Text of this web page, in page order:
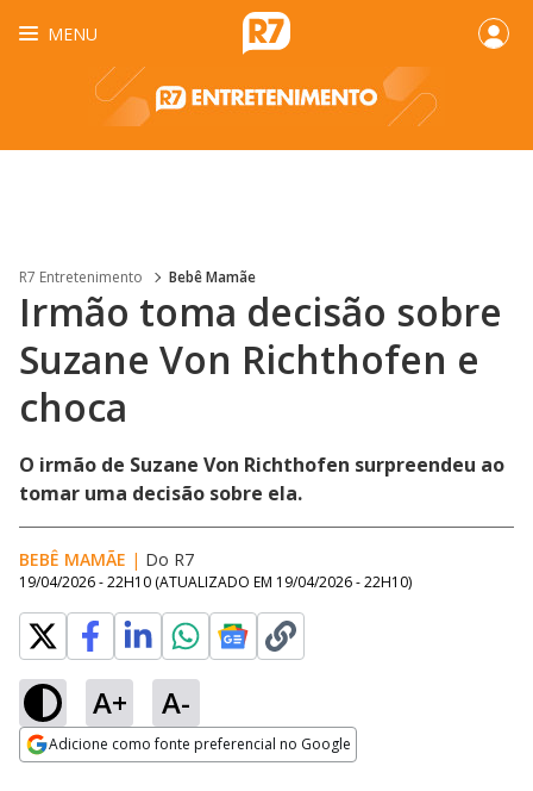
MENU
R7 Entretenimento Bebê Mamãe
Irmão toma decisão sobre
Suzane Von Richthofen e
choca
O irmão de Suzane Von Richthofen surpreendeu ao
tomar uma decisão sobre ela.
BEBÊ MAMÃE | Do R7
19/04/2026 - 22H10 (ATUALIZADO EM 19/04/2026 - 22H10)
A+ A-
Adicione como fonte preferencial no Google